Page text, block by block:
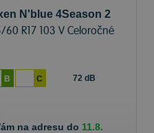
N'blue 4Season 2
60 R17 103 V Celoročné
B C 72 dB
na adresu do 11.8.